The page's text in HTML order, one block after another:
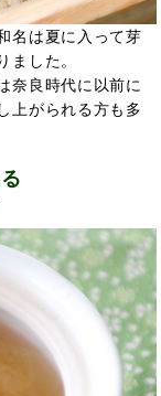
名は夏に入って芽
ました。
奈良時代に以前に
上がられる方も多